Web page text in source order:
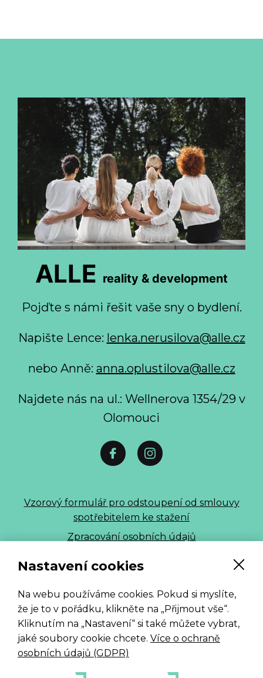
Nastavení cookies
Na webu používáme cookies. Pokud si myslíte,
že je to v pořádku, klikněte na „Přijmout vše“.
Kliknutím na „Nastavení“ si také můžete vybrat,
jaké soubory cookie chcete. Více o ochraně
osobních údajů (GDPR)
ALLE reality & development
Pojďte s námi řešit vaše sny o bydlení.
Napište Lence: lenka.nerusilova@alle.cz
nebo Anně: anna.oplustilova@alle.cz
Najdete nás na ul.: Wellnerova 1354/29 v
Olomouci
Vzorový formulář pro odstoupení od smlouvy
spotřebitelem ke stažení
Zpracování osobních údajů
ALLE 2026